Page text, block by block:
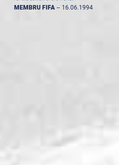
MEMBRU FIFA -- 16.06.1994